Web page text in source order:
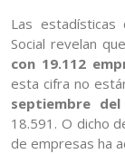
Las
Social revelan que
con 19.112
esta cifra no
septiembre
18.591. O dicho
de empresas ha